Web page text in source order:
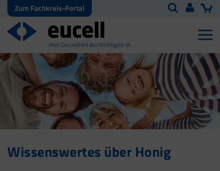
Zum Fachkreis-Portal
Wissenswertes über Honig